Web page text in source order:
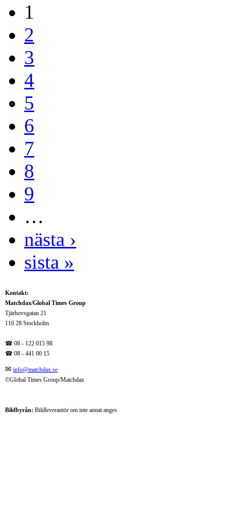
1
2
3
4
5
6
7
8
9
…
nästa ›
sista »
Kontakt:
Matchdax/Global Times Group
Tjärhovsgatan 21
116 28 Stockholm
☎ 08 - 122 015 98
☎ 08 - 441 00 15
✉ info@matchdax.se
©Global Times Group/Matchdax
Bildbyrån: Bildleverantör om inte annat anges